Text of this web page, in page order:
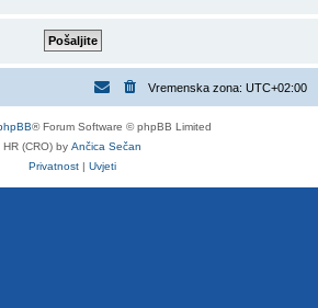
Vremenska zona: UTC+02:00
® Forum Software © phpBB Limited
HR (CRO) by Ančica Sečan
Privatnost | Uvjeti